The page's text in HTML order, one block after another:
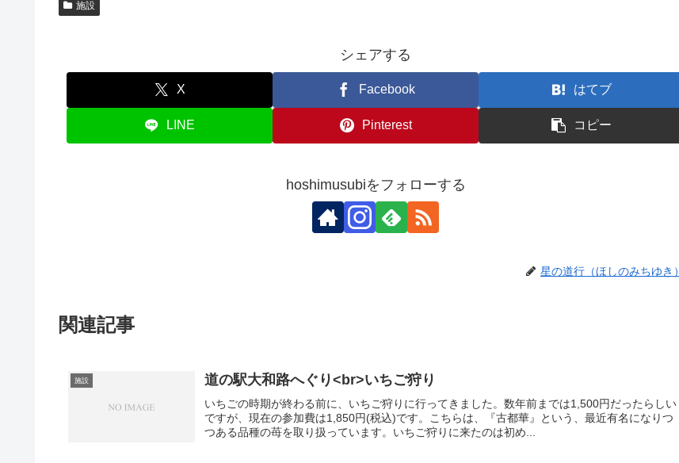
施設
シェアする
X Facebook はてブ
LINE Pinterest コピー
hoshimusubiをフォローする
星の道行（ほしのみちゆき）
関連記事
施設 道の駅大和路へぐり<br>いちご狩り
いちごの時期が終わる前に、いちご狩りに行ってきました。数年前までは1,500円だったらしい
ですが、現在の参加費は1,850円(税込)です。こちらは、『古都華』という、最近有名になりつ
つある品種の苺を取り扱っています。いちご狩りに来たのは初め...